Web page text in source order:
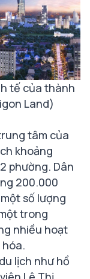
tế của thành
Land)
tâm của
khoảng
phường. Dân
200.000
số lượng
trong
nhiều hoạt
lịch như hồ